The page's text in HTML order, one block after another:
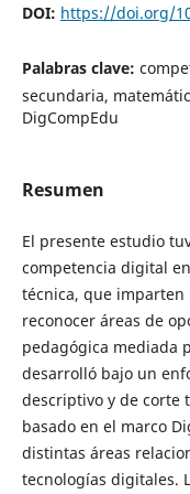
DOI: https://doi.org/
Palabras clave:
secundaria,
DigCompEdu
Resumen
El presente estudio
competencia digital
técnica, que imparten
reconocer áreas de
pedagógica mediada
desarrolló bajo un
descriptivo y de corte
basado en el marco
distintas áreas
tecnologías digitales.